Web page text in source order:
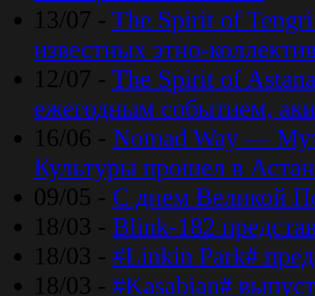
13/07 - The Spirit of Tengri
известных этно-
12/07 - The Spirit of
ежегодным событием,
16/06 - Nomad Way —
Культуры прошел в
09/05 - С днем Великой
18/03 - Blink-182
18/03 - #Linkin Park#
18/03 - #Kasabian#